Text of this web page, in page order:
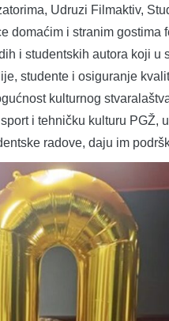
Udruzi Filmaktiv,
domaćim i stranim gostima
i studentskih autora koji u
studente i osiguranje
kulturnog
i tehničku kulturu PGŽ,
radove, daju im